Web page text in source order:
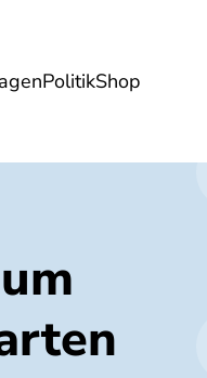
PolitikShop
Verträge